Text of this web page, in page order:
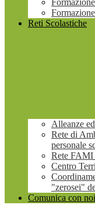
Reti Scolastiche
Alleanze
Rete di
personale
Rete FAMI
Centro
"zerosei"
Comunica con noi